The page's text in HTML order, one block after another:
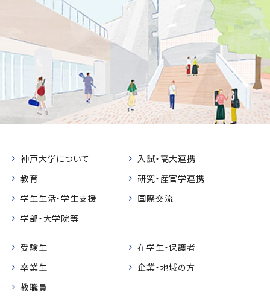
神戸大学について
入試・高大連携
教育
研究・産官学連携
学生生活・学生支援
国際交流
学部・大学院等
受験生
在学生・保護者
卒業生
企業・地域の方
教職員